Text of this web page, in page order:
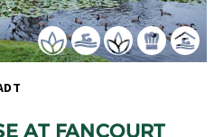
AT FANCOURT